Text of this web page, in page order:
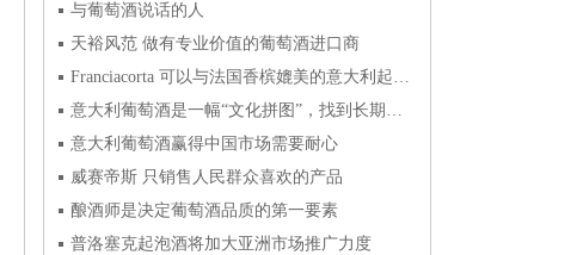
与葡萄酒说话的人
天裕风范 做有专业价值的葡萄酒进口商
Franciacorta 可以与法国香槟媲美的意大利起泡酒
意大利葡萄酒是一幅“文化拼图”，找到长期合作伙伴最具挑战
意大利葡萄酒赢得中国市场需要耐心
威赛帝斯 只销售人民群众喜欢的产品
酿酒师是决定葡萄酒品质的第一要素
普洛塞克起泡酒将加大亚洲市场推广力度